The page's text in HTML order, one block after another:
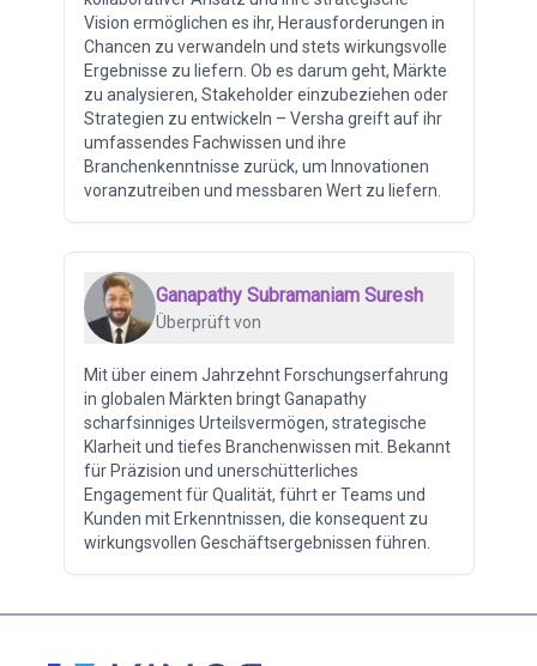
Vision ermöglichen es ihr, Herausforderungen in
Chancen zu verwandeln und stets wirkungsvolle
Ergebnisse zu liefern. Ob es darum geht, Märkte
zu analysieren, Stakeholder einzubeziehen oder
Strategien zu entwickeln – Versha greift auf ihr
umfassendes Fachwissen und ihre
Branchenkenntnisse zurück, um Innovationen
voranzutreiben und messbaren Wert zu liefern.
Ganapathy Subramaniam Suresh
Überprüft von
Mit über einem Jahrzehnt Forschungserfahrung
in globalen Märkten bringt Ganapathy
scharfsinniges Urteilsvermögen, strategische
Klarheit und tiefes Branchenwissen mit. Bekannt
für Präzision und unerschütterliches
Engagement für Qualität, führt er Teams und
Kunden mit Erkenntnissen, die konsequent zu
wirkungsvollen Geschäftsergebnissen führen.